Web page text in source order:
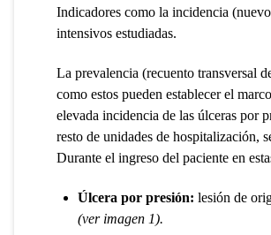
Indicadores como la incidencia
intensivos estudiadas.
La prevalencia (recuento transversal
como estos pueden establecer el
elevada incidencia de las úlceras por
resto de unidades de hospitalización,
Durante el ingreso del paciente en
Úlcera por presión: lesión de
(ver imagen 1).